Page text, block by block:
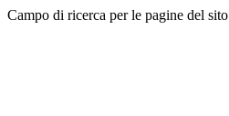
Campo di ricerca per le pagine del sito